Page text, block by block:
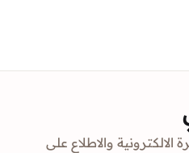
والاطلاع على